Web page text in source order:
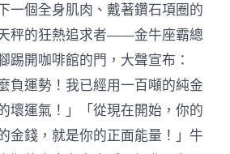
一個全身肌肉、戴著鑽石項圈的
秤的狂熱追求者——金牛座霸總
踢開咖啡館的門，大聲宣布：
負運勢！我已經用一百噸的純金
壞運氣！」「從現在開始，你的
金錢，就是你的正面能量！」牛